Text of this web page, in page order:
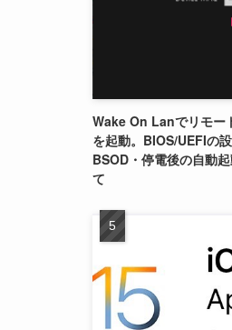
Wake On Lanでリモー
を起動。BIOS/UEFIの
BSOD・停電後の自動
て